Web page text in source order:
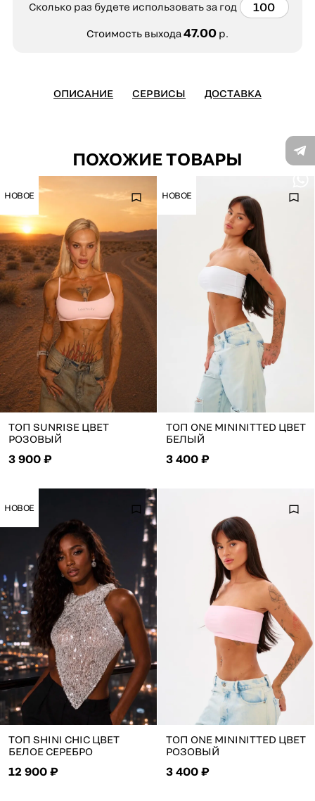
Сколько раз будете использовать за год
Стоимость выхода 47.00 р.
ОПИСАНИЕ СЕРВИСЫ ДОСТАВКА
ПОХОЖИЕ ТОВАРЫ
НОВОЕ
ТОП SUNRISE ЦВЕТ
РОЗОВЫЙ
3 900 ₽
НОВОЕ
ТОП ONE MININITTED ЦВЕТ
БЕЛЫЙ
3 400 ₽
НОВОЕ
ТОП SHINI CHIC ЦВЕТ
БЕЛОЕ СЕРЕБРО
12 900 ₽
ТОП ONE MININITTED ЦВЕТ
РОЗОВЫЙ
3 400 ₽